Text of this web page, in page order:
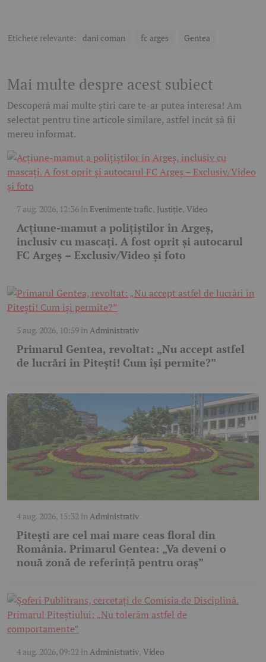
Etichete relevante: dani coman fc arges Gentea
Mai multe despre acest subiect
Descoperă mai multe știri care te-ar putea interesa! Am
selectat pentru tine articole similare, astfel încât să fii
mereu informat.
7 aug. 2026, 12:36în Evenimente trafic, Justiție, Video
Acțiune-mamut a polițiștilor în Argeș,
inclusiv cu mascați. A fost oprit și autocarul
FC Argeș – Exclusiv/Video și foto
5 aug. 2026, 10:59în Administrativ
Primarul Gentea, revoltat: „Nu accept astfel
de lucrări în Pitești! Cum își permite?”
4 aug. 2026, 15:32 în Administrativ
Pitești are cel mai mare ceas floral din
România. Primarul Gentea: „Va deveni o
nouă zonă de referință pentru oraș”
4 aug. 2026, 09:22 în Administrativ, Video